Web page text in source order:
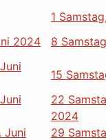
1
2024 8
15
22
2024
Juni
29